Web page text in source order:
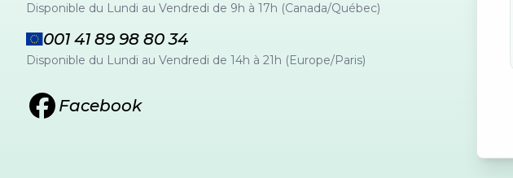
Disponible du Lundi au Vendredi de 9h à 17h (Canada/Québec)
001 41 89 98 80 34
Disponible du Lundi au Vendredi de 14h à 21h (Europe/Paris)
Facebook